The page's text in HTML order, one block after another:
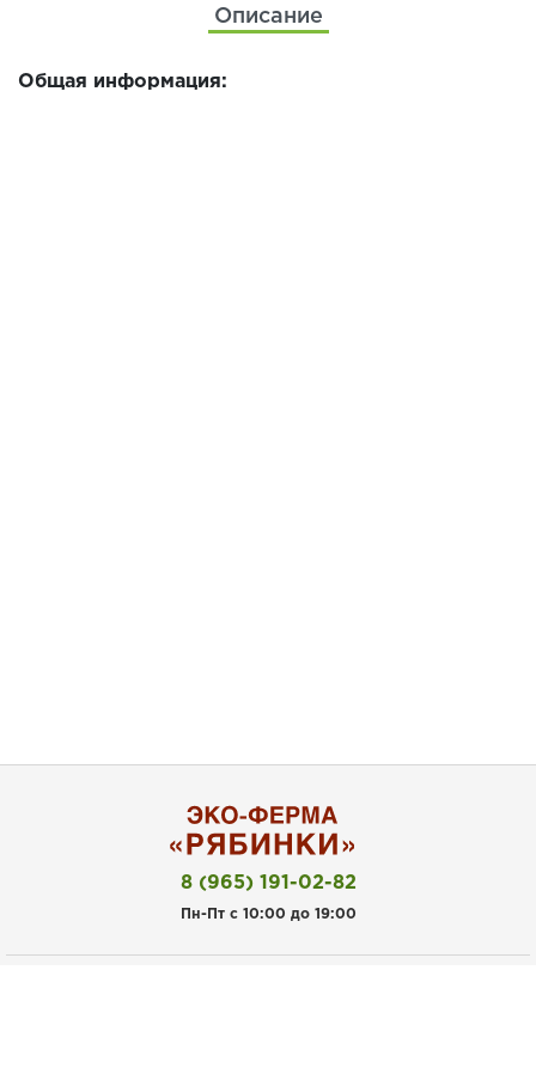
Описание
Общая информация:
8 (965) 191-02-82
Пн-Пт с 10:00 до 19:00